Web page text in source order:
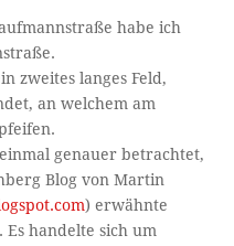
habe ich
zweites langes Feld,
an welchem am
genauer betrachtet,
Blog von Martin
) erwähnte
Es handelte sich um